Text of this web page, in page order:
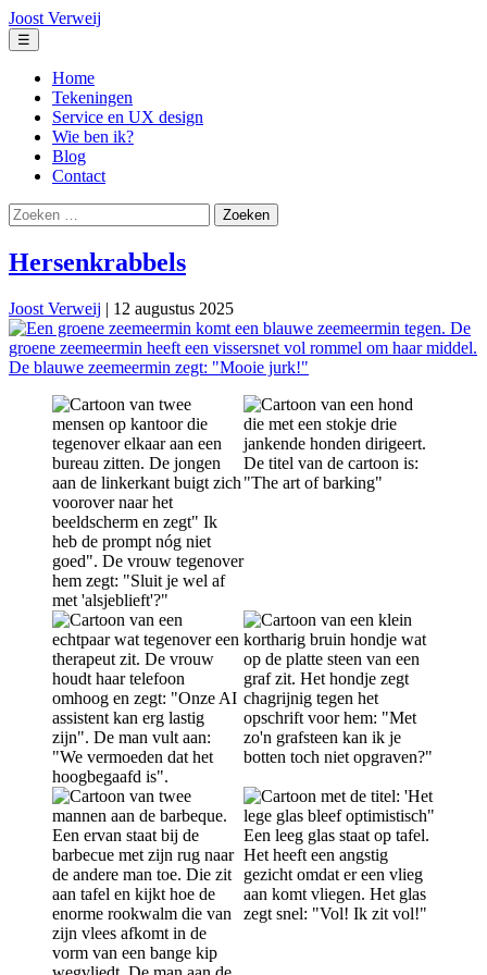
Ga
naar
de
inhoud
Joost Verweij
☰
Home
Tekeningen
Service en UX design
Wie ben ik?
Blog
Contact
Zoeken
naar:
Hersenkrabbels
Joost Verweij | 12 augustus 2025